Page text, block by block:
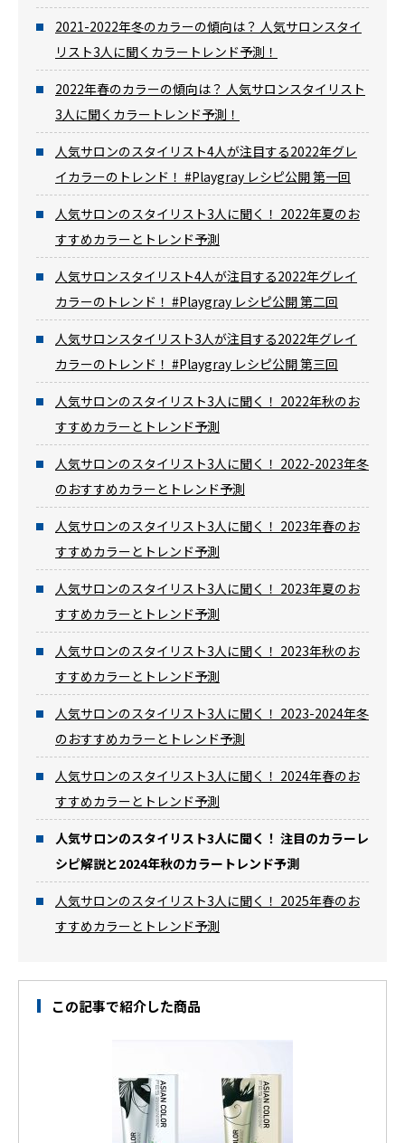
2021-2022年冬のカラーの傾向は？ 人気サロンスタイ
リスト3人に聞くカラートレンド予測！
2022年春のカラーの傾向は？ 人気サロンスタイリスト
3人に聞くカラートレンド予測！
人気サロンのスタイリスト4人が注目する2022年グレ
イカラーのトレンド！ #Playgray レシピ公開 第一回
人気サロンのスタイリスト3人に聞く！ 2022年夏のお
すすめカラーとトレンド予測
人気サロンスタイリスト4人が注目する2022年グレイ
カラーのトレンド！ #Playgray レシピ公開 第二回
人気サロンスタイリスト3人が注目する2022年グレイ
カラーのトレンド！ #Playgray レシピ公開 第三回
人気サロンのスタイリスト3人に聞く！ 2022年秋のお
すすめカラーとトレンド予測
人気サロンのスタイリスト3人に聞く！ 2022-2023年冬
のおすすめカラーとトレンド予測
人気サロンのスタイリスト3人に聞く！ 2023年春のお
すすめカラーとトレンド予測
人気サロンのスタイリスト3人に聞く！ 2023年夏のお
すすめカラーとトレンド予測
人気サロンのスタイリスト3人に聞く！ 2023年秋のお
すすめカラーとトレンド予測
人気サロンのスタイリスト3人に聞く！ 2023-2024年冬
のおすすめカラーとトレンド予測
人気サロンのスタイリスト3人に聞く！ 2024年春のお
すすめカラーとトレンド予測
人気サロンのスタイリスト3人に聞く！ 注目のカラーレ
シピ解説と2024年秋のカラートレンド予測
人気サロンのスタイリスト3人に聞く！ 2025年春のお
すすめカラーとトレンド予測
この記事で紹介した商品